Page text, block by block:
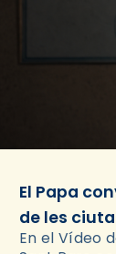
El Papa
de les
En el Vídeo